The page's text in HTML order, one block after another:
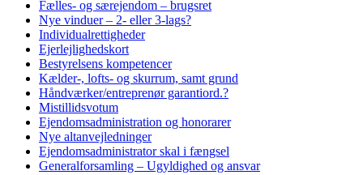
Fælles- og særejendom – brugsret
Nye vinduer – 2- eller 3-lags?
Individualrettigheder
Ejerlejlighedskort
Bestyrelsens kompetencer
Kælder-, lofts- og skurrum, samt grund
Håndværker/entreprenør garantiord.?
Mistillidsvotum
Ejendomsadministration og honorarer
Nye altanvejledninger
Ejendomsadministrator skal i fængsel
Generalforsamling – Ugyldighed og ansvar